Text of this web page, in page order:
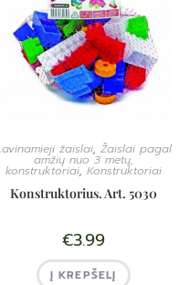
žaislai, Žaislai pagal
amžių nuo 3 metų,
konstruktoriai, Konstruktoriai
Konstruktorius. Art. 5030
€3.99
Į KREPŠELĮ